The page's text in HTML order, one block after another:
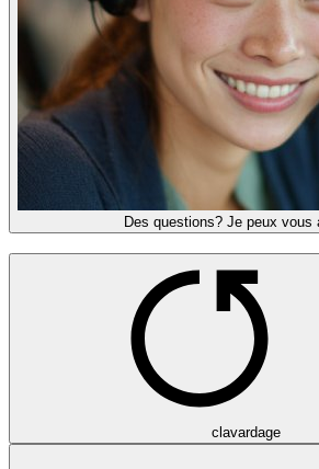
Des questions? Je peux vous
clavardage